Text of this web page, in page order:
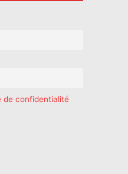
de confidentialité